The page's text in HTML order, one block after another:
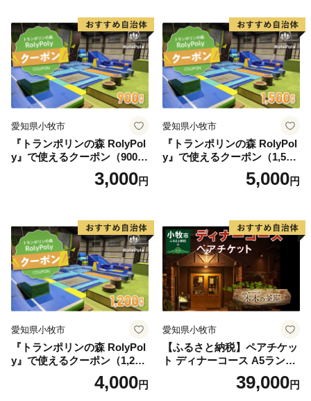
ティー チケット 券 2名様分
お祝 誕生日 記念日 名鉄小牧
ホテル 愛知県 小牧市 送料無
料
愛知県小牧市
『トランポリンの森 RolyPol
y』で使えるクーポン（900
3,000円
愛知県小牧市
『トランポリンの森 RolyPol
y』で使えるクーポン（1,500
5,000円
愛知県小牧市
『トランポリンの森 RolyPol
y』で使えるクーポン（1,200
4,000円
愛知県小牧市
【ふるさと納税】ペアチケッ
ト ディナーコース A5ランク
飛騨牛 コース 記念日 お誕生
日 特別な日 完全個室 ノンア
39,000円